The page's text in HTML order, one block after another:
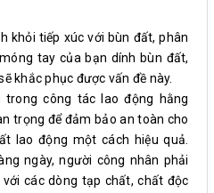
khỏi tiếp xúc với bùn đất, phân
tay của bạn dính bùn đất,
khắc phục được vấn đề này.
trong công tác lao động hằng
trọng để đảm bảo an toàn cho
lao động một cách hiệu quả.
ngày, người công nhân phải
các dòng tạp chất, chất độc